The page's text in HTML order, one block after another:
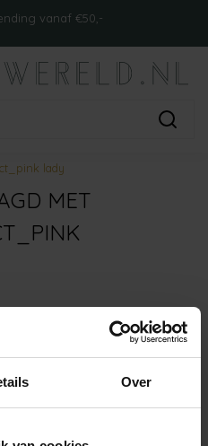
Over
vanaf €50,-
lady
MET